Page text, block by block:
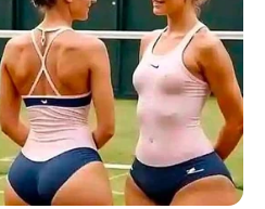
Now She's Turning